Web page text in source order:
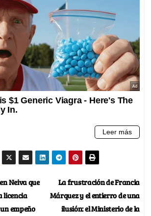
La frustración de Francia
Márquez y el entierro de una
ilusión: el Ministerio de la
Neiva que
licencia
empeño